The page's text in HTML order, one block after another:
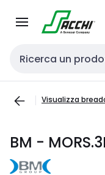
navigazionecontenuto
Cerca input
Visualizza
BM -